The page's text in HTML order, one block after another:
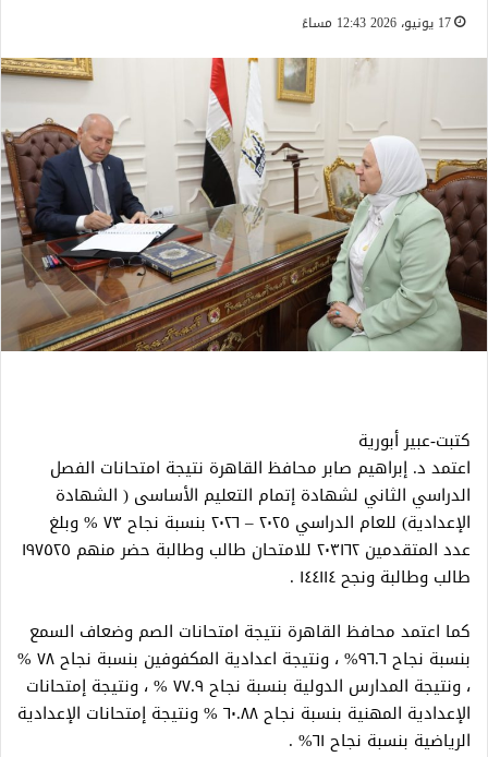
17 يونيو، 2026 12:43 مساءً
كتبت-عبير أبورية
اعتمد د. إبراهيم صابر محافظ القاهرة نتيجة امتحانات الفصل
الدراسي الثاني لشهادة إتمام التعليم الأساسى ( الشهادة
الإعدادية) للعام الدراسي ٢٠٢٥ – ٢٠٢٦ بنسبة نجاح ٧٣ % وبلغ
عدد المتقدمين ٢٠٣١٦٢ للامتحان طالب وطالبة حضر منهم ١٩٧٥٢٥
طالب وطالبة ونجح ١٤٤١١٤ .
كما اعتمد محافظ القاهرة نتيجة امتحانات الصم وضعاف السمع
بنسبة نجاح ٩٦.٦% ، ونتيجة اعدادية المكفوفين بنسبة نجاح ٧٨ %
، ونتيجة المدارس الدولية بنسبة نجاح ٧٧.٩ % ، ونتيجة إمتحانات
الإعدادية المهنية بنسبة نجاح ٦٠.٨٨ % ونتيجة إمتحانات الإعدادية
الرياضية بنسبة نجاح ٦١% .